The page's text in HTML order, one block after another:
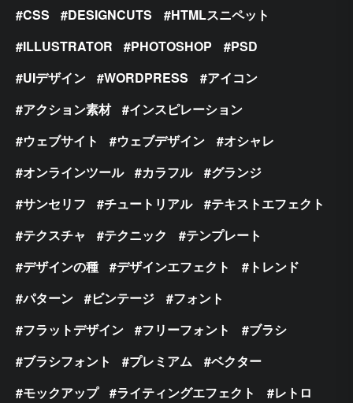
CSS DESIGNCUTS
HTMLスニペット
ILLUSTRATOR
PHOTOSHOP
PSD
UIデザイン
WORDPRESS
アイコン
アクション素材
インスピレーション
ウェブサイト
ウェブデザイン
オシャレ
オンラインツール
カラフル
グランジ
サンセリフ
チュートリアル
テキストエフェクト
テクスチャ
テクニック
テンプレート
デザインの種
デザインエフェクト
トレンド
パターン
ビンテージ
フォント
フラットデザイン
フリーフォント
ブラシ
ブラシフォント
プレミアム
ベクター
モックアップ
ライティングエフェクト
レトロ